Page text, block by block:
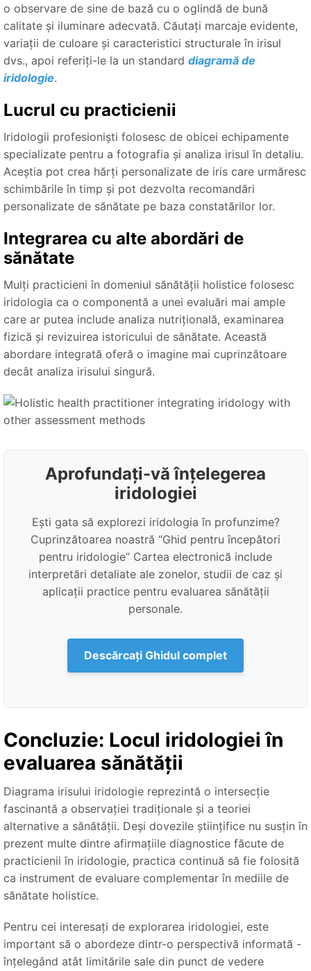
o observare de sine de bază cu o oglindă de bună
calitate și iluminare adecvată. Căutați marcaje evidente,
variații de culoare și caracteristici structurale în irisul
dvs., apoi referiți-le la un standard diagramă de
iridologie.
Lucrul cu practicienii
Iridologii profesioniști folosesc de obicei echipamente
specializate pentru a fotografia și analiza irisul în detaliu.
Aceștia pot crea hărți personalizate de iris care urmăresc
schimbările în timp și pot dezvolta recomandări
personalizate de sănătate pe baza constatărilor lor.
Integrarea cu alte abordări de
sănătate
Mulți practicieni în domeniul sănătății holistice folosesc
iridologia ca o componentă a unei evaluări mai ample
care ar putea include analiza nutrițională, examinarea
fizică și revizuirea istoricului de sănătate. Această
abordare integrată oferă o imagine mai cuprinzătoare
decât analiza irisului singură.
Aprofundați-vă înțelegerea
iridologiei
Ești gata să explorezi iridologia în profunzime?
Cuprinzătoarea noastră “Ghid pentru începători
pentru iridologie” Cartea electronică include
interpretări detaliate ale zonelor, studii de caz și
aplicații practice pentru evaluarea sănătății
personale.
Descărcați Ghidul complet
Concluzie: Locul iridologiei în
evaluarea sănătății
Diagrama irisului iridologie reprezintă o intersecție
fascinantă a observației tradiționale și a teoriei
alternative a sănătății. Deși dovezile științifice nu susțin în
prezent multe dintre afirmațiile diagnostice făcute de
practicienii în iridologie, practica continuă să fie folosită
ca instrument de evaluare complementar în mediile de
sănătate holistice.
Pentru cei interesați de explorarea iridologiei, este
important să o abordeze dintr-o perspectivă informată -
înțelegând atât limitările sale din punct de vedere